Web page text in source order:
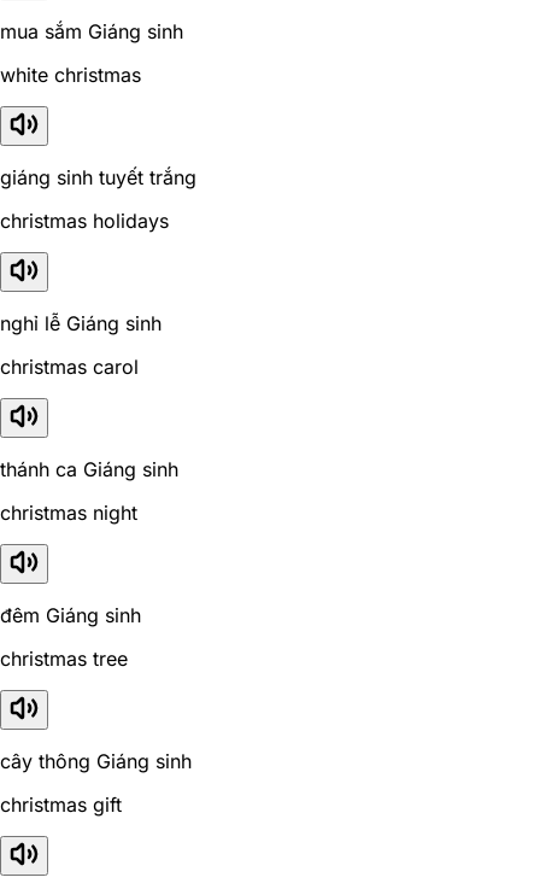
mua sắm Giáng sinh
white christmas
giáng sinh tuyết trắng
christmas holidays
nghỉ lễ Giáng sinh
christmas carol
thánh ca Giáng sinh
christmas night
đêm Giáng sinh
christmas tree
cây thông Giáng sinh
christmas gift